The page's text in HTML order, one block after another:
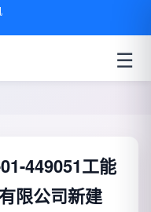
☰
449051工能
限公司新建